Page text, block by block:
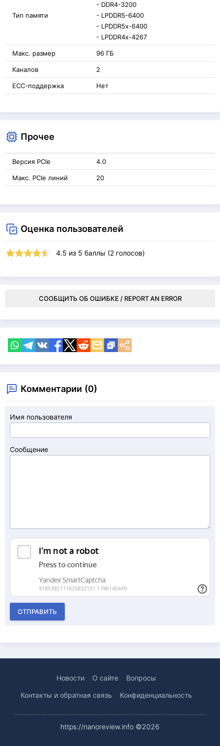
Тип памяти
- DDR4-3200
- LPDDR5-6400
- LPDDR5x-6400
- LPDDR4x-4267
Макс. размер 96 ГБ
Каналов 2
ECC-поддержка Нет
Прочее
Версия PCIe 4.0
Макс. PCIe линий 20
Оценка пользователей
4.5 из 5 баллы (2 голосов)
СООБЩИТЬ ОБ ОШИБКЕ / REPORT AN ERROR
Комментарии (0)
Имя пользователя
Сообщение
ОТПРАВИТЬ
Новости О сайте Вопросы
Контакты и обратная связь Конфиденциальность
https://nanoreview.info ©2026